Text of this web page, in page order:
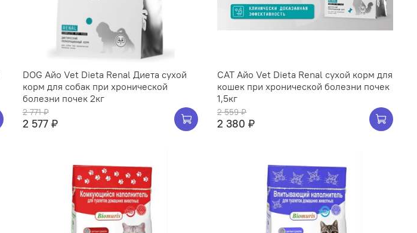
DOG Айо Vet Dieta Renal Диета сухой
корм для собак при хронической
болезни почек 2кг
2 771 ₽
2 577 ₽
CAT Айо Vet Dieta Renal сухой корм для
кошек при хронической болезни почек
1,5кг
2 559 ₽
2 380 ₽